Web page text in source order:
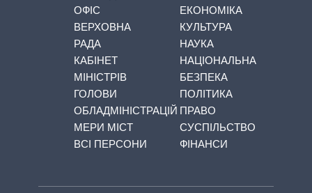
ОФІС
ВЕРХОВНА
РАДА
КАБІНЕТ
МІНІСТРІВ
ГОЛОВИ
ОБЛАДМІНІСТРАЦІЙ
МЕРИ МІСТ
ВСІ ПЕРСОНИ
ЕКОНОМІКА
КУЛЬТУРА
НАУКА
НАЦІОНАЛЬНА
БЕЗПЕКА
ПОЛІТИКА
ПРАВО
СУСПІЛЬСТВО
ФІНАНСИ